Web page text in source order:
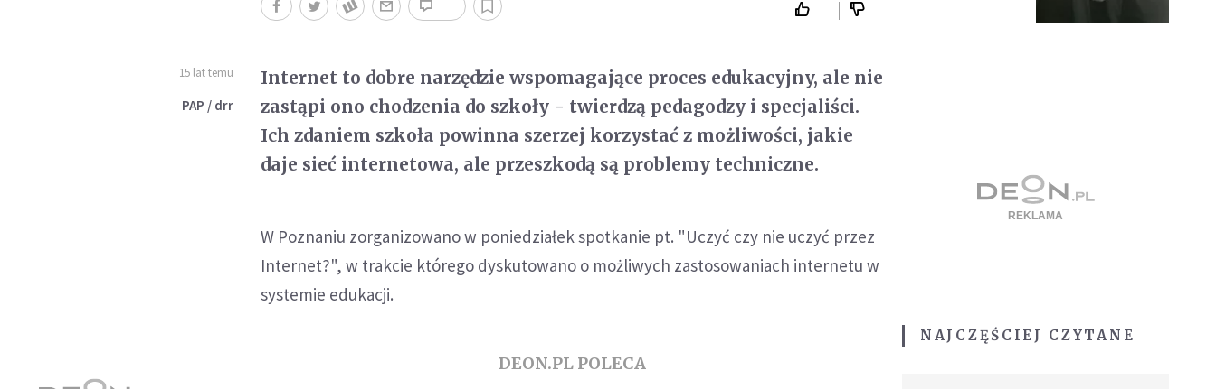
15 lat temu
PAP / drr
Internet to dobre narzędzie wspomagające proces edukacyjny, ale nie
zastąpi ono chodzenia do szkoły - twierdzą pedagodzy i specjaliści.
Ich zdaniem szkoła powinna szerzej korzystać z możliwości, jakie
daje sieć internetowa, ale przeszkodą są problemy techniczne.
W Poznaniu zorganizowano w poniedziałek spotkanie pt. "Uczyć czy nie uczyć przez
Internet?", w trakcie którego dyskutowano o możliwych zastosowaniach internetu w
systemie edukacji.
DEON.PL POLECA
NAJCZĘŚCIEJ CZYTANE